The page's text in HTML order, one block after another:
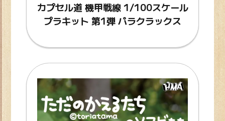
カプセル道 機甲戦線 1/100スケール
プラキット 第1弾 パラクラックス